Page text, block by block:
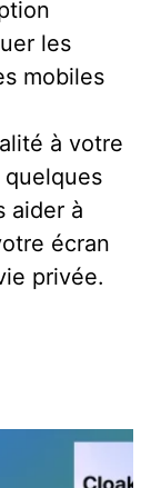
les
mobiles
à votre
aider à
écran
privée.